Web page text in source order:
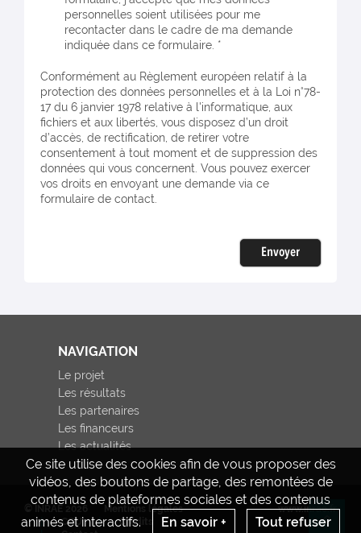
personnelles soient utilisées pour me
recontacter dans le cadre de ma demande
indiquée dans ce formulaire. *
Conformément au Règlement européen relatif à la
protection des données personnelles et à la Loi n°78-
17 du 6 janvier 1978 relative à l'informatique, aux
fichiers et aux libertés, vous disposez d’un droit
d’accès, de rectification, de retirer votre
consentement à tout moment et de suppression des
données qui vous concernent. Vous pouvez exercer
vos droits en envoyant une demande via ce
formulaire de contact.
Envoyer
Ce site utilise des cookies afin de vous proposer des
vidéos, des boutons de partage, des remontées de
contenus de plateformes sociales et des contenus
animés et interactifs.
En savoir + Tout refuser
NAVIGATION
Le projet
Les résultats
Les partenaires
Les financeurs
Les actualités
Mentions légales
CGU
Crédits
www.inrae.fr